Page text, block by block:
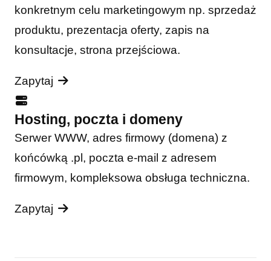
konkretnym celu marketingowym np. sprzedaż
produktu, prezentacja oferty, zapis na
konsultacje, strona przejściowa.
Zapytaj
Hosting, poczta i domeny
Serwer WWW, adres firmowy (domena) z
końcówką .pl, poczta e-mail z adresem
firmowym, kompleksowa obsługa techniczna.
Zapytaj